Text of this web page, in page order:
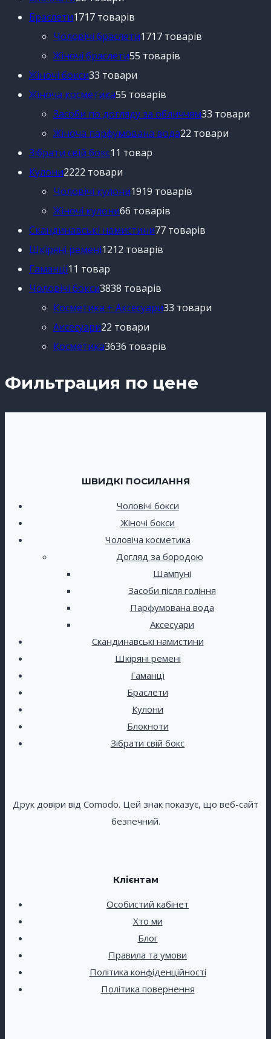
Браслети1717 товарів
Чоловічі браслети1717 товарів
Жіночі браслети55 товарів
Жіночі бокси33 товари
Жіноча косметика55 товарів
Засоби по догляду за обличчям33 товари
Жіноча парфумована вода22 товари
Зібрати свій бокс1 1 товар
Кулони2222 товари
Чоловічі кулони1919 товарів
Жіночі кулони66 товарів
Скандинавські намистини77 товарів
Шкіряні ремені1212 товарів
Гаманці1 1 товар
Чоловічі бокси3838 товарів
Косметика + Аксесуари33 товари
Аксесуари22 товари
Косметика3636 товарів
Фильтрация по цене
ШВИДКІ ПОСИЛАННЯ
Чоловічі бокси
Жіночі бокси
Чоловіча косметика
Догляд за бородою
Шампуні
Засоби після гоління
Парфумована вода
Аксесуари
Скандинавські намистини
Шкіряні ремені
Гаманці
Браслети
Кулони
Блокноти
Зібрати свій бокс
Друк довіри від Comodo. Цей знак показує, що веб-сайт
безпечний.
Клієнтам
Особистий кабінет
Хто ми
Блог
Правила та умови
Політика конфіденційності
Політика повернення